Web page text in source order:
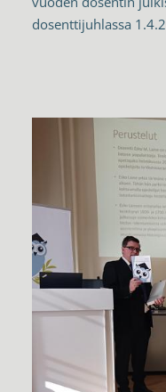
dosenttijuhlassa